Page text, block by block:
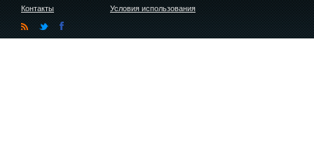
Контакты
Условия использования